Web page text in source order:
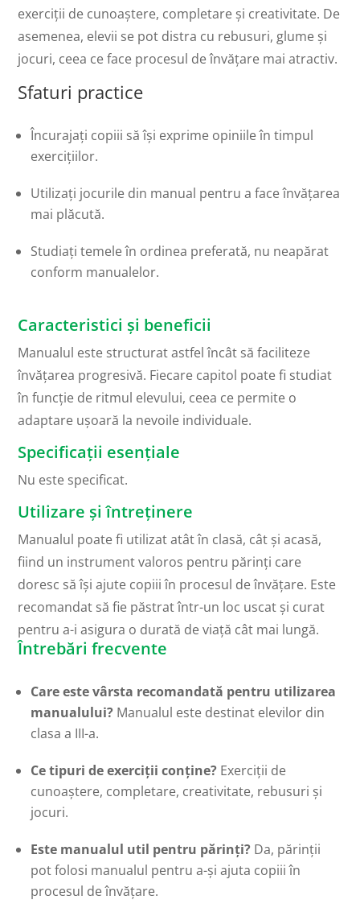
exerciții de cunoaștere, completare și creativitate. De
asemenea, elevii se pot distra cu rebusuri, glume și
jocuri, ceea ce face procesul de învățare mai atractiv.
Sfaturi practice
Încurajați copiii să își exprime opiniile în timpul
exercițiilor.
Utilizați jocurile din manual pentru a face învățarea
mai plăcută.
Studiați temele în ordinea preferată, nu neapărat
conform manualelor.
Caracteristici și beneficii
Manualul este structurat astfel încât să faciliteze
învățarea progresivă. Fiecare capitol poate fi studiat
în funcție de ritmul elevului, ceea ce permite o
adaptare ușoară la nevoile individuale.
Specificații esențiale
Nu este specificat.
Utilizare și întreținere
Manualul poate fi utilizat atât în clasă, cât și acasă,
fiind un instrument valoros pentru părinți care
doresc să își ajute copiii în procesul de învățare. Este
recomandat să fie păstrat într-un loc uscat și curat
pentru a-i asigura o durată de viață cât mai lungă.
Întrebări frecvente
Care este vârsta recomandată pentru utilizarea
manualului? Manualul este destinat elevilor din
clasa a III-a.
Ce tipuri de exerciții conține? Exerciții de
cunoaștere, completare, creativitate, rebusuri și
jocuri.
Este manualul util pentru părinți? Da, părinții
pot folosi manualul pentru a-și ajuta copiii în
procesul de învățare.